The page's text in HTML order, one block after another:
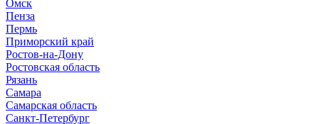
Омск
Пенза
Пермь
Приморский край
Ростов-на-Дону
Ростовская область
Рязань
Самара
Самарская область
Санкт-Петербург